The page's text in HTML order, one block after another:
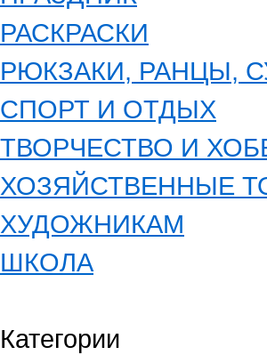
РАСКРАСКИ
РЮКЗАКИ, РАНЦЫ,
СПОРТ И ОТДЫХ
ТВОРЧЕСТВО И
ХОЗЯЙСТВЕННЫЕ
ХУДОЖНИКАМ
ШКОЛА
Категории